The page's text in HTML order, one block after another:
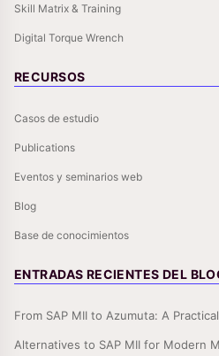
Skill Matrix & Training
Digital Torque Wrench
RECURSOS
Casos de estudio
Publications
Eventos y seminarios web
Blog
Base de conocimientos
ENTRADAS RECIENTES DEL
From SAP MII to Azumuta: A
Alternatives to SAP MII for Modern